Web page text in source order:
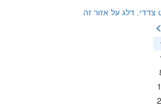
צדדי. דלג על אזור זה